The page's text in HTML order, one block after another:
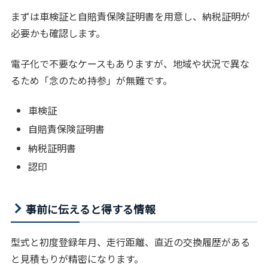
まずは車検証と自賠責保険証明書を用意し、納税証明が
必要かも確認します。
電子化で不要なケースもありますが、地域や状況で異な
るため「念のため持参」が無難です。
車検証
自賠責保険証明書
納税証明書
認印
事前に伝えると得する情報
型式と初度登録年月、走行距離、直近の交換履歴がある
と見積もりが精密になります。